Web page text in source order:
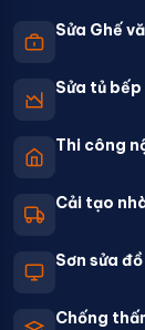
Sửa Ghế
Sửa tủ
Thi công
Cải tạo
Sơn sửa
Chống